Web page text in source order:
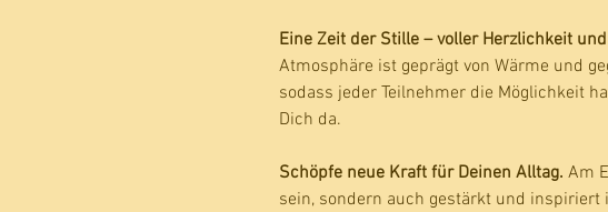
Eine Zeit der Stille – voller Herzlichkeit
Atmosphäre ist geprägt von Wärme und
sodass jeder Teilnehmer die Möglichkeit
Dich da.
Schöpfe neue Kraft für Deinen Alltag. Am
sein, sondern auch gestärkt und inspiriert